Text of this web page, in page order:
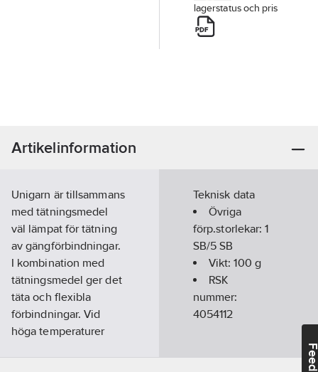
lagerstatus och pris
Artikelinformation
Unigarn är tillsammans
med tätningsmedel
väl lämpat för tätning
av gängförbindningar.
I kombination med
tätningsmedel ger det
täta och flexibla
förbindningar. Vid
höga temperaturer
Teknisk data
Övriga
förp.storlekar:1
SB/5 SB
Vikt:100 g
RSK
nummer:
4054112